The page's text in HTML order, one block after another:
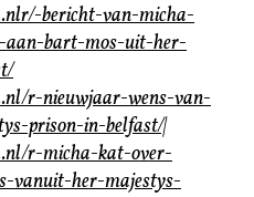
bericht-van-micha-
aan-bart-mos-uit-her-
r-nieuwjaar-wens-van-
prison-in-belfast/|
r-micha-kat-over-
vanuit-her-majestys-